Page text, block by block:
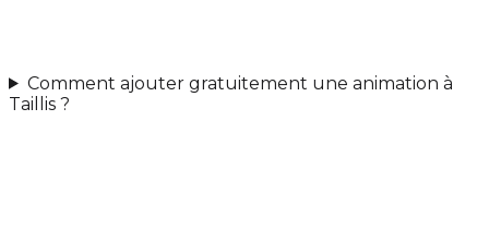
Comment ajouter gratuitement une animation à
Taillis ?